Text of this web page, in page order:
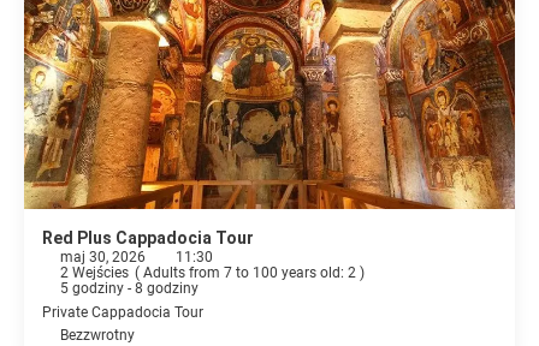
Red Plus Cappadocia Tour
maj 30, 2026
11:30
2 Wejścies ( Adults from 7 to 100 years old: 2 )
5 godziny - 8 godziny
Private Cappadocia Tour
Bezzwrotny